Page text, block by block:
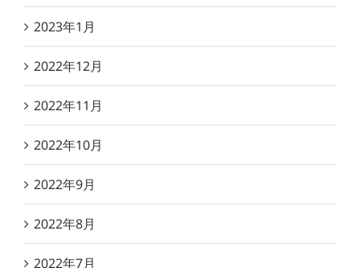
2023年1月
2022年12月
2022年11月
2022年10月
2022年9月
2022年8月
2022年7月